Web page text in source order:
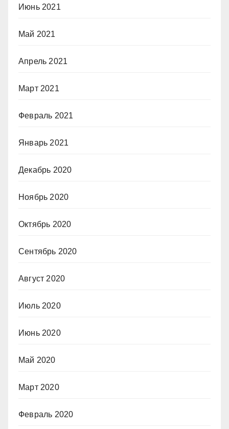
Июнь 2021
Май 2021
Апрель 2021
Март 2021
Февраль 2021
Январь 2021
Декабрь 2020
Ноябрь 2020
Октябрь 2020
Сентябрь 2020
Август 2020
Июль 2020
Июнь 2020
Май 2020
Март 2020
Февраль 2020